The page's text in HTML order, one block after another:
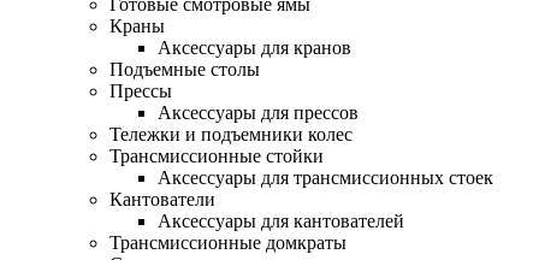
Готовые смотровые ямы
Краны
Аксессуары для кранов
Подъемные столы
Прессы
Аксессуары для прессов
Тележки и подъемники колес
Трансмиссионные стойки
Аксессуары для трансмиссионных стоек
Кантователи
Аксессуары для кантователей
Трансмиссионные домкраты